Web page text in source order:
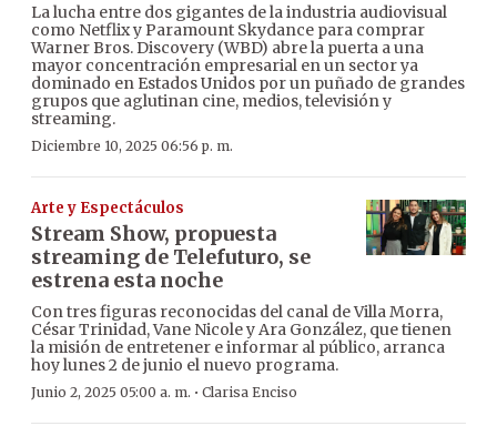
La lucha entre dos gigantes de la industria audiovisual
como Netflix y Paramount Skydance para comprar
Warner Bros. Discovery (WBD) abre la puerta a una
mayor concentración empresarial en un sector ya
dominado en Estados Unidos por un puñado de grandes
grupos que aglutinan cine, medios, televisión y
streaming.
Diciembre 10, 2025 06:56 p. m.
Arte y Espectáculos
Stream Show, propuesta
streaming de Telefuturo, se
estrena esta noche
Con tres figuras reconocidas del canal de Villa Morra,
César Trinidad, Vane Nicole y Ara González, que tienen
la misión de entretener e informar al público, arranca
hoy lunes 2 de junio el nuevo programa.
Junio 2, 2025 05:00 a. m. · Clarisa Enciso